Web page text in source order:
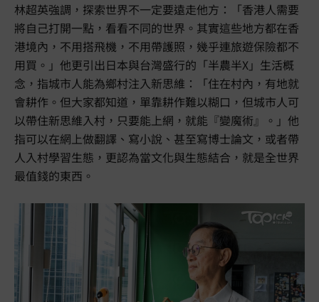
林超英強調，探索世界不一定要遠走他方：「香港人需要
將自己打開一點，看看不同的世界。其實這些地方都在香
港境內，不用搭飛機，不用帶護照，幾乎連旅遊保險都不
用買。」他更引出日本與台灣盛行的「半農半X」生活概
念，指城市人能為鄉村注入新思維：「住在村內，有地就
會耕作。但大家都知道，單靠耕作難以糊口，但城市人可
以帶住新思維入村，只要能上網，就能『變魔術』。」他
指可以在網上做翻譯、寫小說、甚至寫博士論文，或者帶
人入村學習生態，更認為當文化與生態結合，就是全世界
最值錢的東西。